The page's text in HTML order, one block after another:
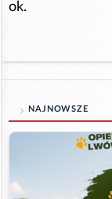
ok.
NAJNOWSZE